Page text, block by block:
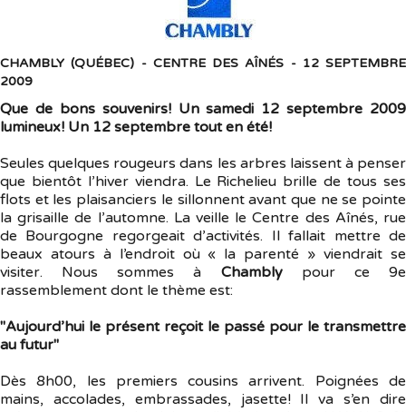
CHAMBLY (QUÉBEC) - CENTRE DES AÎNÉS - 12 SEPTEMBRE
2009
Que de bons souvenirs! Un samedi 12 septembre 2009
lumineux! Un 12 septembre tout en été!
Seules quelques rougeurs dans les arbres laissent à penser
que bientôt l’hiver viendra. Le Richelieu brille de tous ses
flots et les plaisanciers le sillonnent avant que ne se pointe
la grisaille de l’automne. La veille le Centre des Aînés, rue
de Bourgogne regorgeait d’activités. Il fallait mettre de
beaux atours à l’endroit où « la parenté » viendrait se
visiter. Nous sommes à Chamblypour ce 9e
rassemblement dont le thème est:
"Aujourd’hui le présent reçoit le passé pour le transmettre
au futur"
Dès 8h00, les premiers cousins arrivent. Poignées de
mains, accolades, embrassades, jasette! Il va s’en dire